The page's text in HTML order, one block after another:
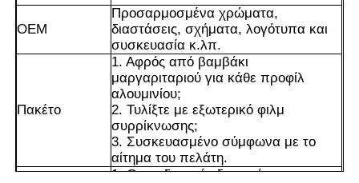
Σπίτι
OEM
Προσαρμοσμένα χρώματα,
διαστάσεις, σχήματα, λογότυπα και
συσκευασία κ.λπ.
Πακέτο
1. Αφρός από βαμβάκι
μαργαριταριού για κάθε προφίλ
αλουμινίου;
2. Τυλίξτε με εξωτερικό φιλμ
συρρίκνωσης;
3. Συσκευασμένο σύμφωνα με το
αίτημα του πελάτη.
1. Ο σχεδιασμός διατομής